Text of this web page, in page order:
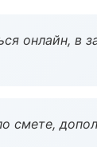
онлайн, в
смете,